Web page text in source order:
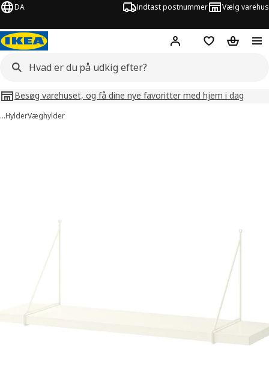
DA Indtast postnummer Vælg varehus
Hej! Log ind her
Huskeliste
Kurv
Besøg varehuset, og få dine nye favoritter med hjem i dag
…HylderVæghylder